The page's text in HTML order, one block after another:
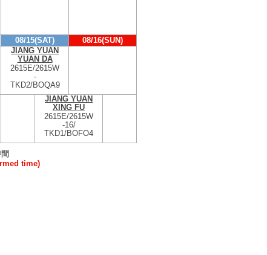
08/15(SAT)
08/16(SUN)
JIANG YUAN
YUAN DA
2615E/2615W
-
TKD2/BOQA9
JIANG YUAN
XING FU
2615E/2615W
-16/
TKD1/BOFO4
time)